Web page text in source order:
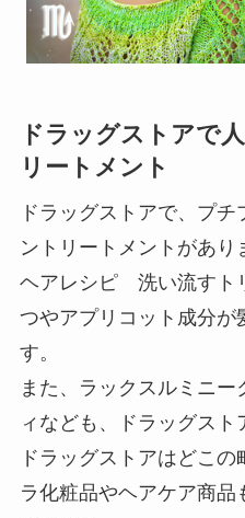
ドラッグストアで
リートメント
ドラッグストアで、プ
ントリートメントがあり
ヘアレシピ 洗い流すト
つやアプリコット成分が
す。
また、ラックスルミニ
ィなども、ドラッグスト
ドラッグストアはどこ
ラ化粧品やヘアケア商品